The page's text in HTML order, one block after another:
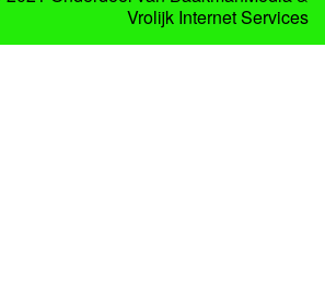
Vrolijk Internet Services